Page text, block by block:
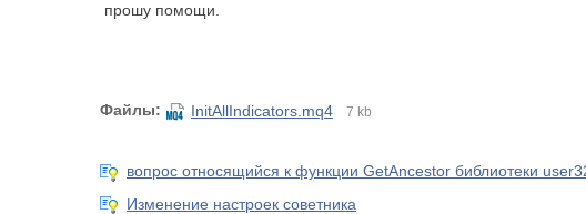
прошу помощи.
Файлы: InitAllIndicators.mq4 7 kb
вопрос относящийся к функции GetAncestor библиотеки
Изменение настроек советника